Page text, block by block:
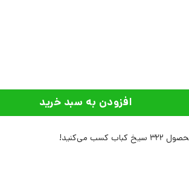
تعطیلات | انتشارات داژو عدد
افزودن به سبد خرید
322 سیخ کباب کسب می‌کنید!